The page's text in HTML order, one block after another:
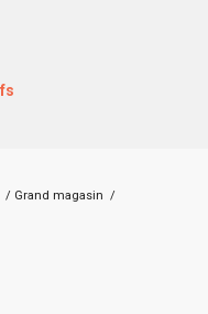
/ Grand magasin /